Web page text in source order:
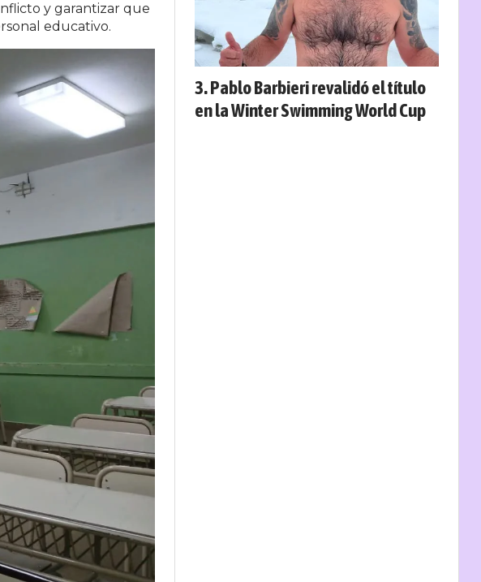
y garantizar que
educativo.
Pablo Barbieri revalidó el título
en la Winter Swimming World Cup